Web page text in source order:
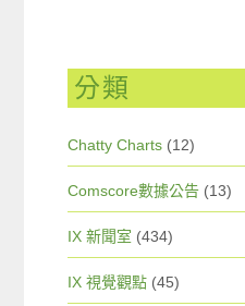
分類
Chatty Charts (12)
Comscore數據公告 (13)
IX 新聞室 (434)
IX 視覺觀點 (45)